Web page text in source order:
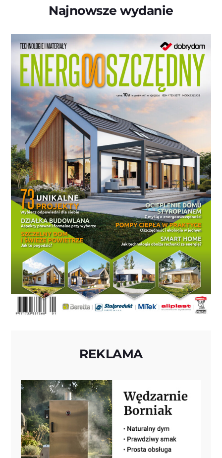
Najnowsze wydanie
REKLAMA